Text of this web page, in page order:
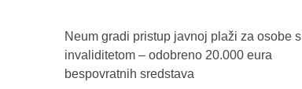
Neum gradi pristup javnoj plaži za osobe s
invaliditetom – odobreno 20.000 eura
bespovratnih sredstava